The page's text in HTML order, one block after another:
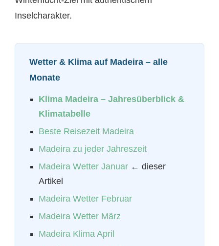
Inselcharakter.
Wetter & Klima auf Madeira – alle
Monate
Klima Madeira – Jahresüberblick &
Klimatabelle
Beste Reisezeit Madeira
Madeira zu jeder Jahreszeit
Madeira Wetter Januar← dieser
Artikel
Madeira Wetter Februar
Madeira Wetter März
Madeira Klima April